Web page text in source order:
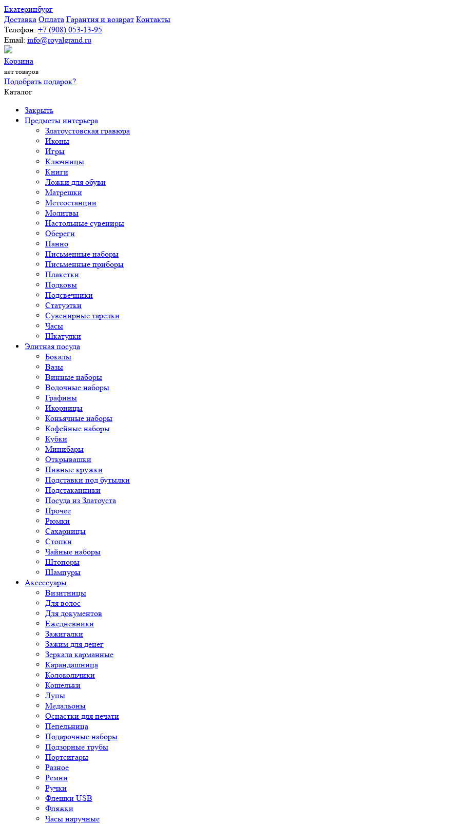
Екатеринбург
Доставка Оплата Гарантия и возврат Контакты
Телефон: +7 (908) 053-13-95
Email: info@royalgrand.ru
Корзина
нет товаров
Подобрать подарок?
Каталог
Закрыть
Предметы интерьера
Златоустовская гравюра
Иконы
Игры
Ключницы
Книги
Ложки для обуви
Матрешки
Метеостанции
Молитвы
Настольные сувениры
Обереги
Панно
Письменные наборы
Письменные приборы
Плакетки
Подковы
Подсвечники
Статуэтки
Сувенирные тарелки
Часы
Шкатулки
Элитная посуда
Бокалы
Вазы
Винные наборы
Водочные наборы
Графины
Икорницы
Коньячные наборы
Кофейные наборы
Кубки
Минибары
Открывашки
Пивные кружки
Подставки под бутылки
Подстаканники
Посуда из Златоуста
Прочее
Рюмки
Сахарницы
Стопки
Чайные наборы
Штопоры
Шампуры
Аксессуары
Визитницы
Для волос
Для документов
Ежедневники
Зажигалки
Зажим для денег
Зеркала карманные
Карандашница
Колокольчики
Кошельки
Лупы
Медальоны
Оснастки для печати
Пепельница
Подарочные наборы
Подзорные трубы
Портсигары
Разное
Ремни
Ручки
Флешки USB
Фляжки
Часы наручные